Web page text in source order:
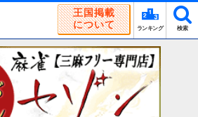
王国掲載
について
ランキング 検索